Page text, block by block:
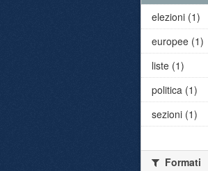
elezioni (1)
europee (1)
liste (1)
politica (1)
sezioni (1)
Formati